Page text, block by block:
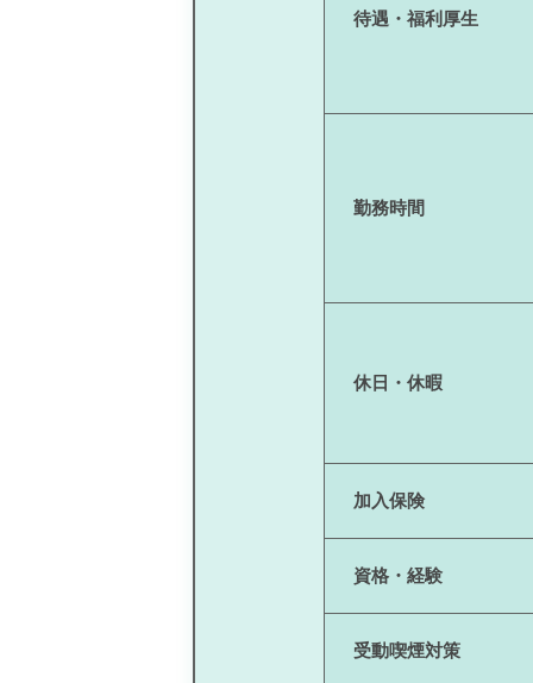
待遇・福利厚生
勤務時間
休日・休暇
加入保険
資格・経験
受動喫煙対策